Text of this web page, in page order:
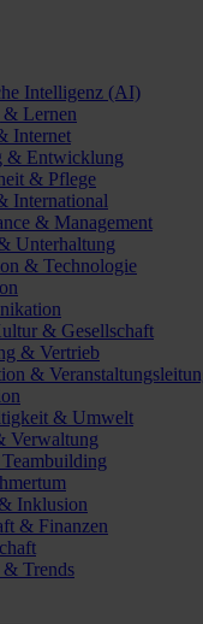
Intelligenz (AI)
Lernen
Internet
& Entwicklung
& Pflege
International
& Management
Unterhaltung
& Technologie
& Gesellschaft
& Vertrieb
&
& Umwelt
Verwaltung
Inklusion
& Finanzen
Trends